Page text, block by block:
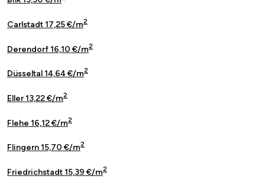
Carlstadt 17,25 €/m2
Derendorf 16,10 €/m2
Düsseltal 14,64 €/m2
Eller 13,22 €/m2
Flehe 16,12 €/m2
Flingern 15,70 €/m2
Friedrichstadt 15,39 €/m2